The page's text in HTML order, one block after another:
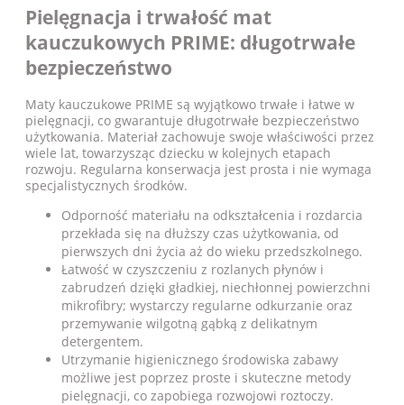
Pielęgnacja i trwałość mat
kauczukowych PRIME: długotrwałe
bezpieczeństwo
Maty kauczukowe PRIME są wyjątkowo trwałe i łatwe w
pielęgnacji, co gwarantuje długotrwałe bezpieczeństwo
użytkowania. Materiał zachowuje swoje właściwości przez
wiele lat, towarzysząc dziecku w kolejnych etapach
rozwoju. Regularna konserwacja jest prosta i nie wymaga
specjalistycznych środków.
Odporność materiału na odkształcenia i rozdarcia
przekłada się na dłuższy czas użytkowania, od
pierwszych dni życia aż do wieku przedszkolnego.
Łatwość w czyszczeniu z rozlanych płynów i
zabrudzeń dzięki gładkiej, niechłonnej powierzchni
mikrofibry; wystarczy regularne odkurzanie oraz
przemywanie wilgotną gąbką z delikatnym
detergentem.
Utrzymanie higienicznego środowiska zabawy
możliwe jest poprzez proste i skuteczne metody
pielęgnacji, co zapobiega rozwojowi roztoczy.